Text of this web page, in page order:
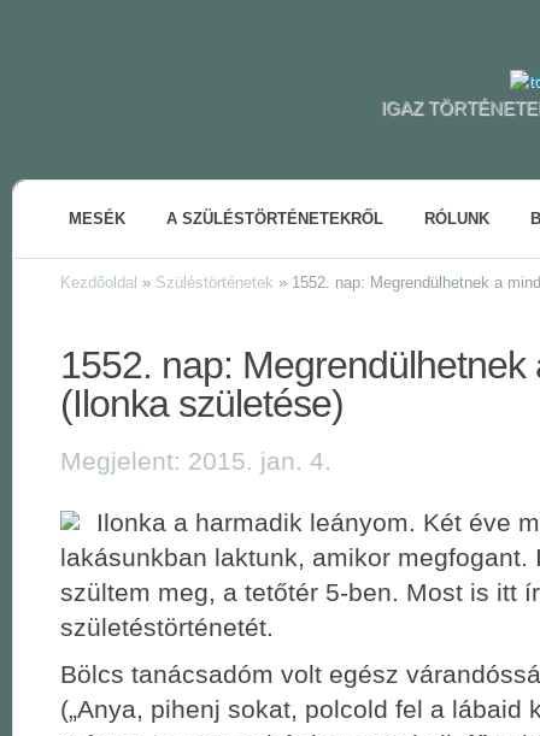
IGAZ
MESÉK A SZÜLÉSTÖRTÉNETEKRŐL RÓLUNK
Kezdőoldal » Szüléstörténetek » 1552. nap: Megrendülhetnek a
1552. nap: Megrendülhetnek
(Ilonka születése)
Megjelent: 2015. jan. 4.
Ilonka a harmadik leányom. Két éve
lakásunkban laktunk, amikor megfogant.
szültem meg, a tetőtér 5-ben. Most is itt
születéstörténetét.
Bölcs tanácsadóm volt egész
(„Anya, pihenj sokat, polcold fel a lábaid